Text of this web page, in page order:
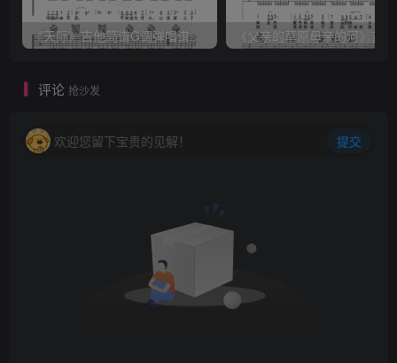
《天际》吉他简谱G调弹唱谱（姜玉阳）
评论 抢沙发
欢迎您留下宝贵的见解！ 提交